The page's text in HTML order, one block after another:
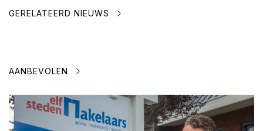
GERELATEERD NIEUWS
AANBEVOLEN